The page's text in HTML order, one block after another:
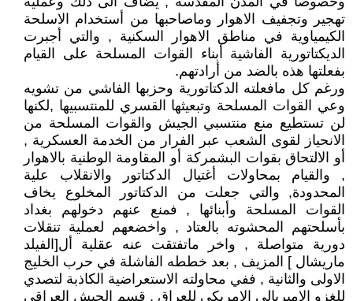
تهجير وتجفيف الاهوار وماصاحبها من أستخدام الاسلحة
الكيمياوية في مناطق الاهوار السكنية , والتي أجبرت
الديكتاتورية الفاشية أبناء القوات المسلحة على القيام
بفعلتها هذه بالضد من أرادتهم.
ورغم كل مافعلته الدكتاتورية وحزبها الفاشي من تشويه
وعي القوات المسلحة وتبعيثها القسري للمنتسبيها ,لكنها
لن تستطيع منع منتسبي الجيش والقوات المسلحة من
الانحياز لقوى الشعب عبر الفرار من الخدمة العسكرية ,
أو الالتحاق بقوات البشمركة أو المقاومة الوطنية بالاهوار
, والقيام بمحاولات أغتيال الدكتاتور والانقلاب علية
المحدودة, والتي جعلت من الدكتاتور المخلوع يخاف
القوات المسلحة وأبنائها , فمنع عنهم دخولهم بغداد
بأسلحتهم المحشوته بالعتاد , واخضعهم لعملية تنقلات
دورية متواصلة , واخر ماتفتقت عنه عقلية أل[الفيلد
ماريشال ] المزيف , بعد خططه الفاشلة في حرب الخليج
الاولى والثانية , ففي محاولته الاستعراضية الكاذبة لتصدي
للغزو الامبريالي الامريكي للعراق , قسم الجيش العراقي